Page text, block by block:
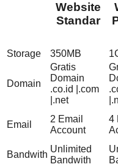
Website
Standar
Storage 350MB
Domain
Gratis
Domain
.co.id |.com
|.net
Email
2 Email
Account
4
Bandwith
Unlimited
Bandwith